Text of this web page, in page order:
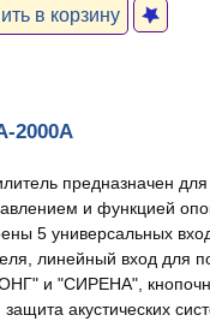
в корзину
2000A
предназначен
и функцией
5 универсальных
линейный вход для
и "СИРЕНА",
защита акустических